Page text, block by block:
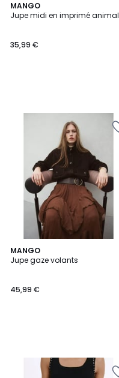
MANGO
Jupe midi en imprimé animal
35,99 €
MANGO
Jupe gaze volants
45,99 €